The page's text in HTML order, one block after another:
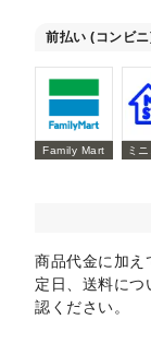
前払い (コンビ
Family Mart ミ
商品代金に加え
定日、送料につ
認ください。